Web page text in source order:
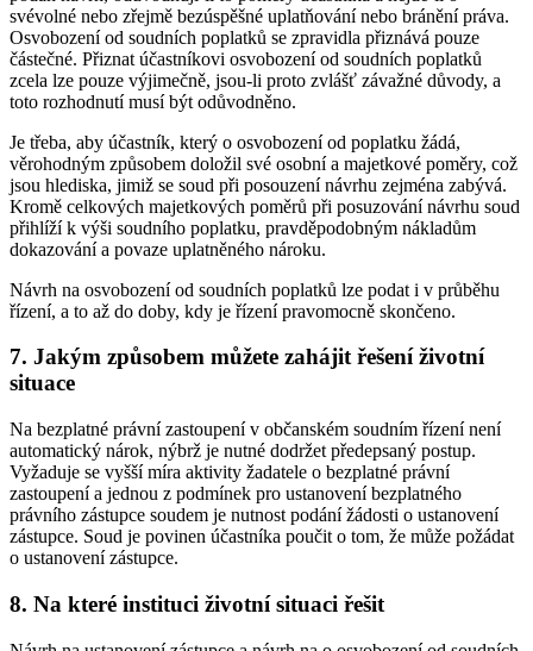
svévolné nebo zřejmě bezúspěšné uplatňování nebo bránění práva.
Osvobození od soudních poplatků se zpravidla přiznává pouze
částečné. Přiznat účastníkovi osvobození od soudních poplatků
zcela lze pouze výjimečně, jsou-li proto zvlášť závažné důvody, a
toto rozhodnutí musí být odůvodněno.
Je třeba, aby účastník, který o osvobození od poplatku žádá,
věrohodným způsobem doložil své osobní a majetkové poměry, což
jsou hlediska, jimiž se soud při posouzení návrhu zejména zabývá.
Kromě celkových majetkových poměrů při posuzování návrhu soud
přihlíží k výši soudního poplatku, pravděpodobným nákladům
dokazování a povaze uplatněného nároku.
Návrh na osvobození od soudních poplatků lze podat i v průběhu
řízení, a to až do doby, kdy je řízení pravomocně skončeno.
7. Jakým způsobem můžete zahájit řešení životní
situace
Na bezplatné právní zastoupení v občanském soudním řízení není
automatický nárok, nýbrž je nutné dodržet předepsaný postup.
Vyžaduje se vyšší míra aktivity žadatele o bezplatné právní
zastoupení a jednou z podmínek pro ustanovení bezplatného
právního zástupce soudem je nutnost podání žádosti o ustanovení
zástupce. Soud je povinen účastníka poučit o tom, že může požádat
o ustanovení zástupce.
8. Na které instituci životní situaci řešit